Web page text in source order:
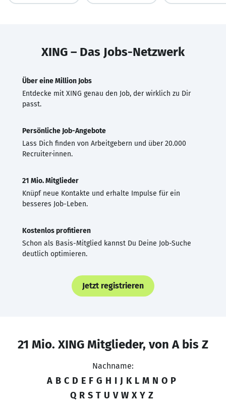
XING – Das Jobs-Netzwerk
Über eine Million Jobs
Entdecke mit XING genau den Job, der wirklich zu Dir
passt.
Persönliche Job-Angebote
Lass Dich finden von Arbeitgebern und über 20.000
Recruiter·innen.
21 Mio. Mitglieder
Knüpf neue Kontakte und erhalte Impulse für ein
besseres Job-Leben.
Kostenlos profitieren
Schon als Basis-Mitglied kannst Du Deine Job-Suche
deutlich optimieren.
Jetzt registrieren
21 Mio. XING Mitglieder, von A bis Z
Nachname:
A B C D E F G H I J K L M N O P
Q R S T U V W X Y Z